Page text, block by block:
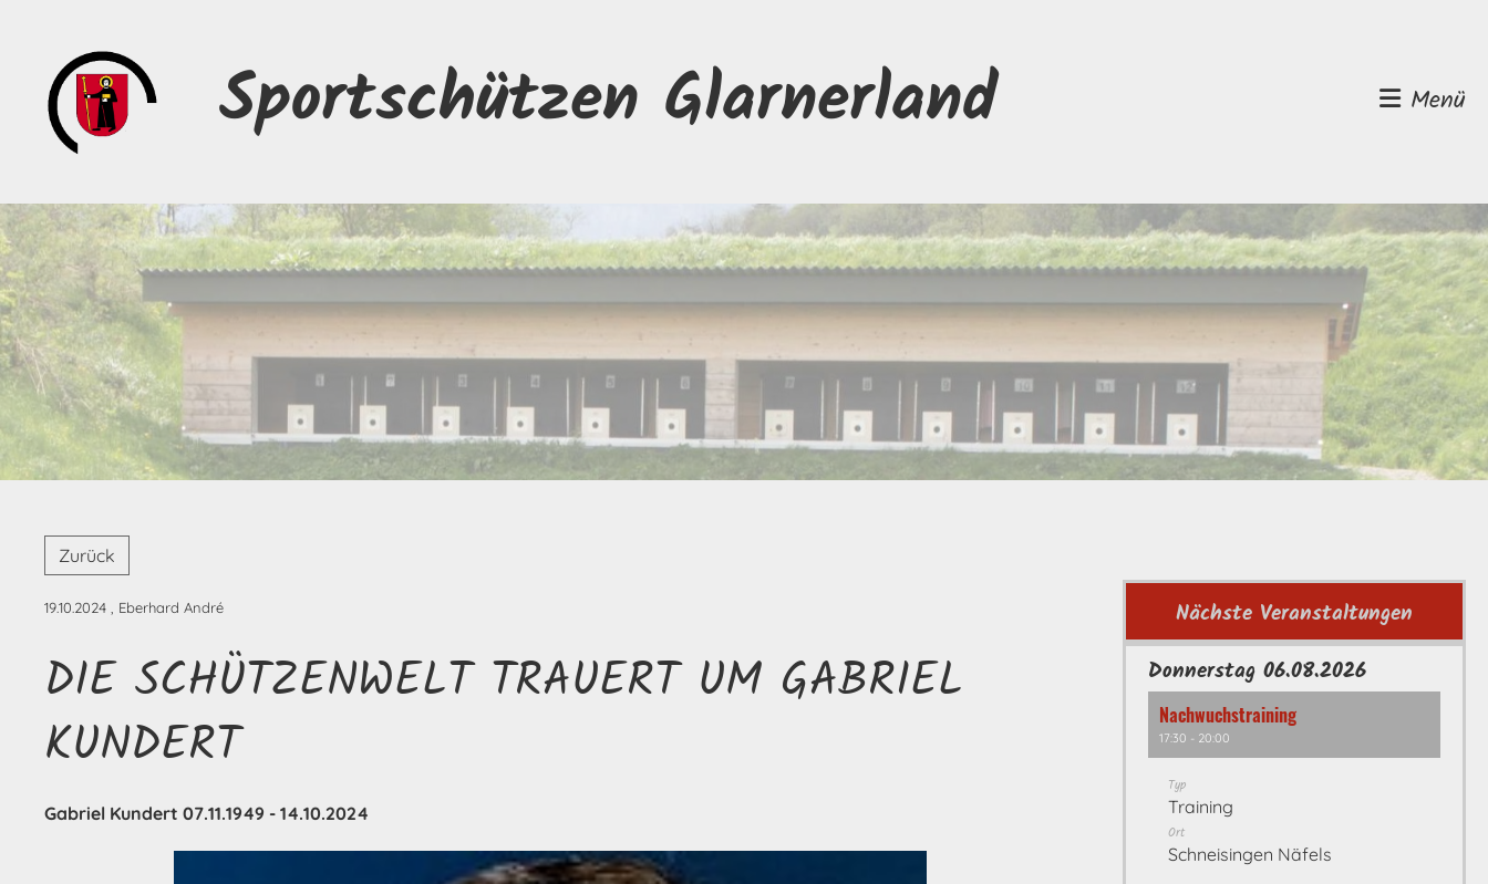
Sportschützen Glarnerland Menü
Zurück
19.10.2024 , Eberhard André
DIE SCHÜTZENWELT TRAUERT UM GABRIEL
KUNDERT
Gabriel Kundert 07.11.1949 - 14.10.2024
Nächste Veranstaltungen
Donnerstag 06.08.2026
Nachwuchstraining
17:30 - 20:00
Typ
Training
Ort
Schneisingen Näfels